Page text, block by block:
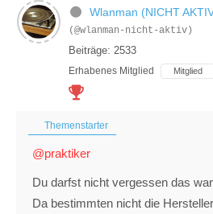
Wlanman (NICHT
(@wlanman-nicht-aktiv)
Beiträge: 2533
Erhabenes Mitglied Mitglied
Themenstarter
@praktiker
Du darfst nicht vergessen das
Da bestimmten nicht die